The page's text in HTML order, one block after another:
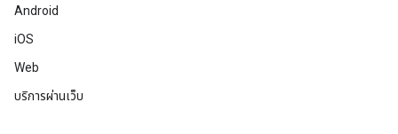
Android
iOS
Web
บริการผ่านเว็บ